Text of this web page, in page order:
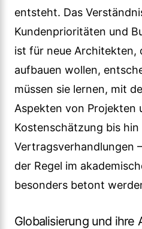
entsteht. Das
Kundenprioritäten und
ist für neue Architekten,
aufbauen wollen,
müssen sie lernen, mit
Aspekten von Projekten
Kostenschätzung bis hin
Vertragsverhandlungen
der Regel im
besonders betont
Globalisierung und ihre